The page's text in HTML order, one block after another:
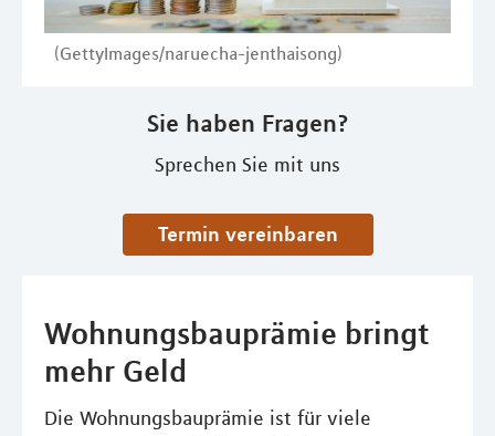
(GettyImages/naruecha-jenthaisong)
Sie haben Fragen?
Sprechen Sie mit uns
Termin vereinbaren
Wohnungsbauprämie bringt
mehr Geld
Die Wohnungsbauprämie ist für viele